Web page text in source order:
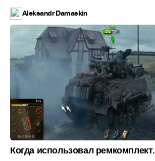
Aleksandr Damaskin
Когда использовал ремкомплект.